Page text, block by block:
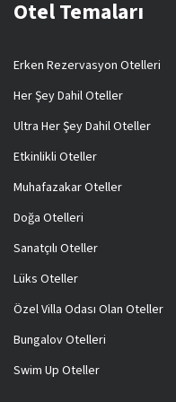
Otel Temaları
Erken Rezervasyon Otelleri
Her Şey Dahil Oteller
Ultra Her Şey Dahil Oteller
Etkinlikli Oteller
Muhafazakar Oteller
Doğa Otelleri
Sanatçılı Oteller
Lüks Oteller
Özel Villa Odası Olan Oteller
Bungalov Otelleri
Swim Up Oteller